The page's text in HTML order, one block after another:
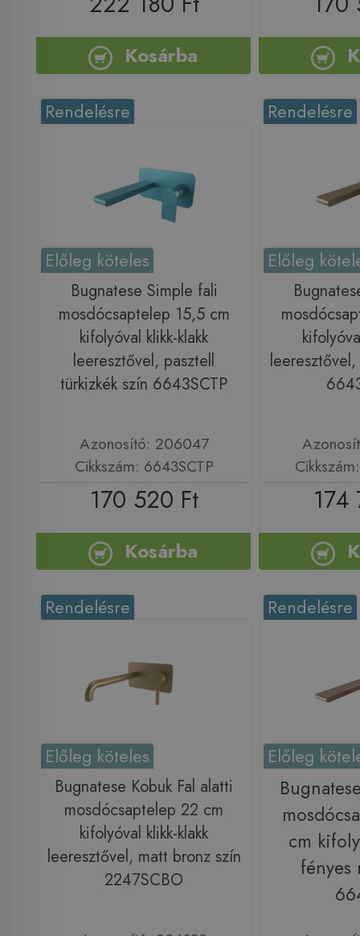
Kosárba
Rendelésre
Előleg köteles
Bugnatese Simple fali
mosdócsaptelep 15,5 cm
kifolyóval klikk-klakk
leeresztővel, pasztell
türkizkék szín 6643SCTP
Azonosító: 206047
Cikkszám: 6643SCTP
170 520 Ft
Kosárba
Rendelésre
Előleg
174
Rendelésre
Előleg köteles
Bugnatese Kobuk Fal alatti
mosdócsaptelep 22 cm
kifolyóval klikk-klakk
leeresztővel, matt bronz szín
2247SCBO
Rendelésre
Előleg
cm
fényes